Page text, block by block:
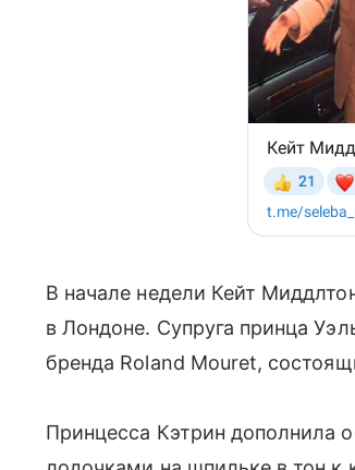
В начале недели Кейт
в Лондоне. Супруга принца
бренда Roland Mouret,
Принцесса Кэтрин дополнила